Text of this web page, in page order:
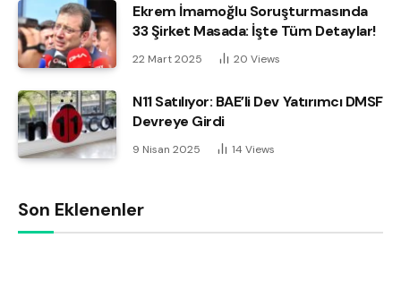
Ekrem İmamoğlu Soruşturmasında
33 Şirket Masada: İşte Tüm Detaylar!
22 Mart 2025 20 Views
N11 Satılıyor: BAE’li Dev Yatırımcı DMSF
Devreye Girdi
9 Nisan 2025 14 Views
Son Eklenenler